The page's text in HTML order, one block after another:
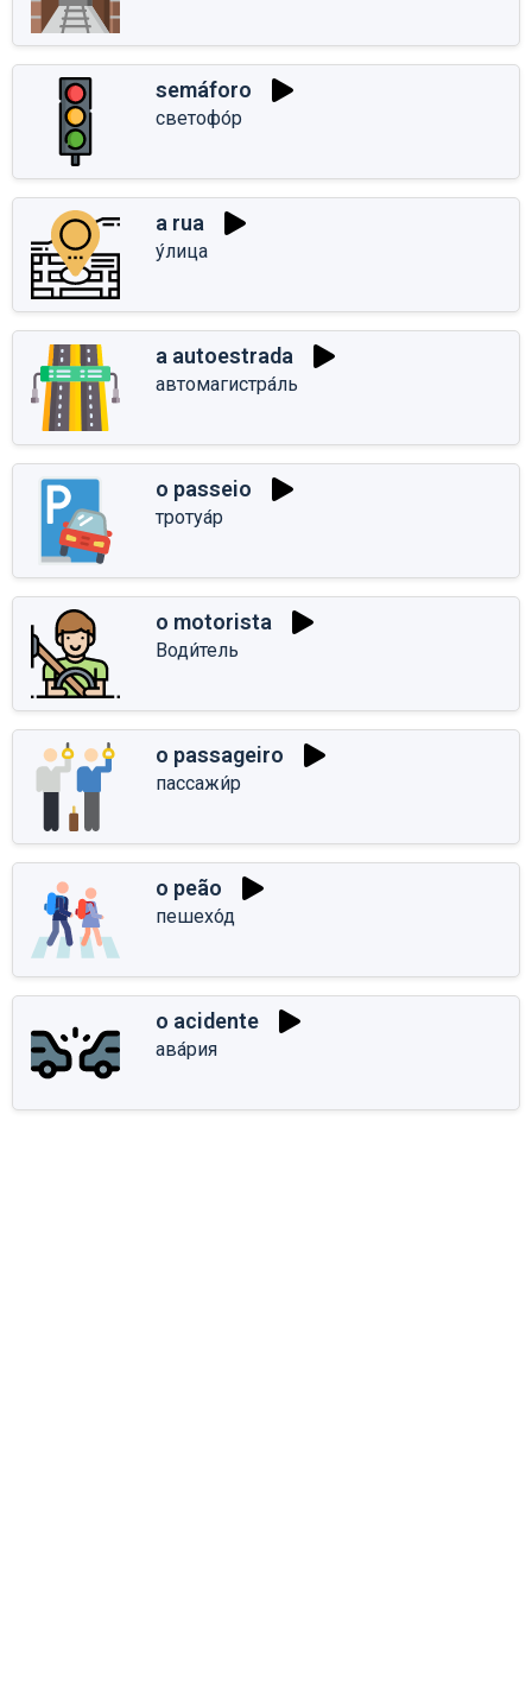
semáforo
светофо́р
a rua
у́лица
a autoestrada
автомагистра́ль
o passeio
тротуа́р
o motorista
Води́тель
o passageiro
пассажи́р
o peão
пешехо́д
o acidente
ава́рия